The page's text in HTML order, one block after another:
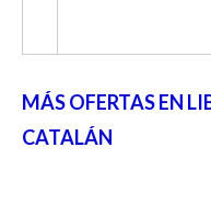
MÁS OFERTAS EN
CATALÁN